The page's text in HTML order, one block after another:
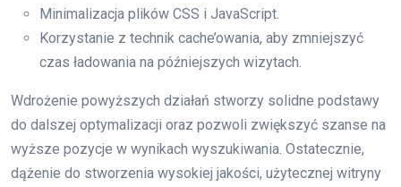
Minimalizacja plików CSS i JavaScript.
Korzystanie z technik cache’owania, aby zmniejszyć
czas ładowania na późniejszych wizytach.
Wdrożenie powyższych działań stworzy solidne podstawy
do dalszej optymalizacji oraz pozwoli zwiększyć szanse na
wyższe pozycje w wynikach wyszukiwania. Ostatecznie,
dążenie do stworzenia wysokiej jakości, użytecznej witryny